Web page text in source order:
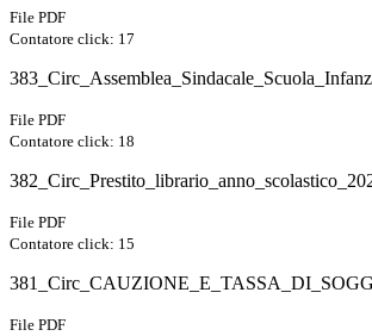
File PDF
Contatore click: 17
File PDF
Contatore click: 18
File PDF
Contatore click: 15
File PDF